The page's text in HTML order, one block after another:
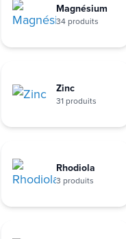
Magnésium
34 produits
Zinc
31 produits
Rhodiola
3 produits